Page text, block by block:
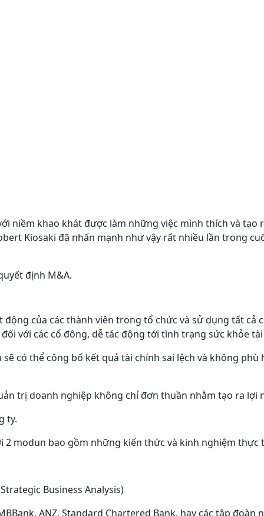
niềm khao khát được làm những việc mình thích và
Kiosaki đã nhấn mạnh như vậy rất nhiều lần trong
định M&A.
của các thành viên trong tổ chức và sử dụng tất
với các cổ đông, dễ tác động tới tình trạng sức khỏe
có thể công bố kết quả tài chính sai lệch và không
trị doanh nghiệp không chỉ đơn thuần nhằm tạo ra
ty.
2 modun bao gồm những kiến thức và kinh nghiệm thực
Business Analysis)
ANZ, Standard Chartered Bank, hay các tập